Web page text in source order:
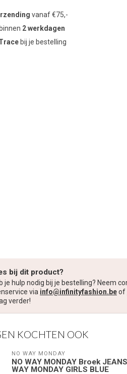
vanaf €75,-
2 werkdagen
bij je bestelling
bij dit product?
je hulp nodig bij je bestelling? Neem
via info@infinityfashion.beof
verder!
KOCHTEN OOK
NO WAY MONDAY
NO WAY MONDAY Broek
WAY MONDAY GIRLS BLUE